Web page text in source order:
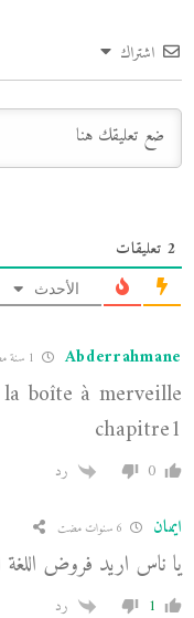
اشتراك
2 تعليقات
الأحدث
Abderrahmane
boîte à merveille
chapitre1
0 رد
ايمان
يا ناس اريد فروض اللغة
1 رد